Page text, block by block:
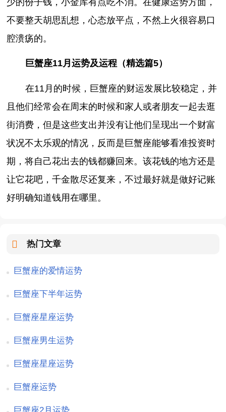
不要整天胡思乱想，心态放平点，不然上火很容易口
腔溃疡的。
巨蟹座11月运势及运程（精选篇5）
在11月的时候，巨蟹座的财运发展比较稳定，并
且他们经常会在周末的时候和家人或者朋友一起去逛
街消费，但是这些支出并没有让他们呈现出一个财富
状况不太乐观的情况，反而是巨蟹座能够看准投资时
期，将自己花出去的钱都赚回来。该花钱的地方还是
让它花吧，千金散尽还复来，不过最好就是做好记账
好明确知道钱用在哪里。
热门文章
巨蟹座的爱情运势
巨蟹座下半年运势
巨蟹座星座运势
巨蟹座男生运势
巨蟹座星座运势
巨蟹座运势
巨蟹座2月运势